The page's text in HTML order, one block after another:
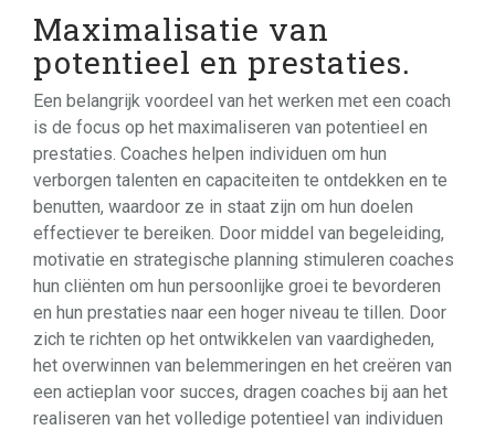
Maximalisatie van
potentieel en prestaties.
Een belangrijk voordeel van het werken met een coach
is de focus op het maximaliseren van potentieel en
prestaties. Coaches helpen individuen om hun
verborgen talenten en capaciteiten te ontdekken en te
benutten, waardoor ze in staat zijn om hun doelen
effectiever te bereiken. Door middel van begeleiding,
motivatie en strategische planning stimuleren coaches
hun cliënten om hun persoonlijke groei te bevorderen
en hun prestaties naar een hoger niveau te tillen. Door
zich te richten op het ontwikkelen van vaardigheden,
het overwinnen van belemmeringen en het creëren van
een actieplan voor succes, dragen coaches bij aan het
realiseren van het volledige potentieel van individuen